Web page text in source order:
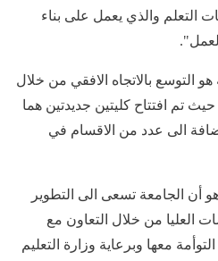
التعلم والذي يعمل على بناء
التوسع بالاتجاه الافقي من خلال
حيث تم افتتاح كليتين جديدتين هما
الى عدد من الاقسام في
أن الجامعة تسعى الى التطوير
العليا من خلال التعاون مع
معها وبرعاية وزارة التعليم